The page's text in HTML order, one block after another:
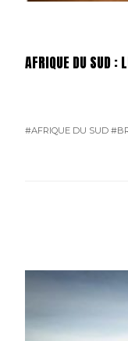
AFRIQUE DU SUD :
#AFRIQUE DU SUD